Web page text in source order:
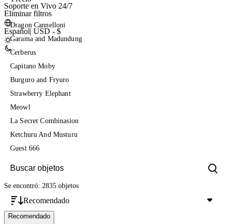
Soporte en Vivo 24/7
Español| USD - $
Eliminar filtros
Dragon Cannelloni
Garama and Madundung
Cerberus
Capitano Moby
Burguro and Fryuro
Strawberry Elephant
Meowl
La Secret Combinasion
Ketchuru And Musturu
Guest 666
Se encontró: 2835 objetos
Recomendado
Recomendado